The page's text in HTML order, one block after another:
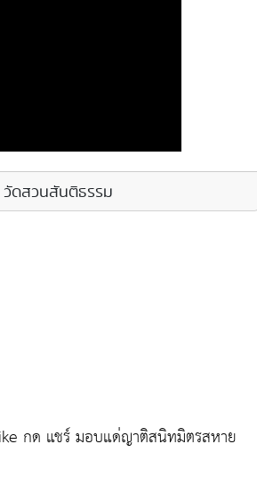
วัดสวนสันติธรรม
กด แชร์ มอบแด่ญาติสนิทมิตรสหาย